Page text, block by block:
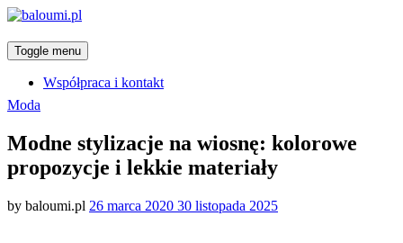
Toggle menu
Współpraca i kontakt
Categories
Moda
Modne stylizacje na wiosnę: kolorowe
propozycje i lekkie materiały
by baloumi.pl Posted
26 marca 2020 30 listopada 2025